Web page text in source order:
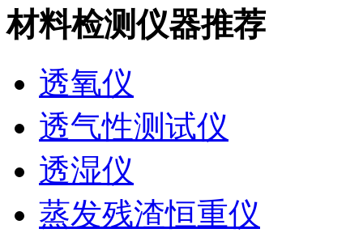
材料检测仪器推荐
透氧仪
透气性测试仪
透湿仪
蒸发残渣恒重仪